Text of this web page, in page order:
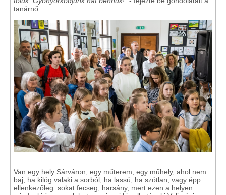
tanárnő.
Van egy hely Sárváron, egy műterem, egy műhely, ahol nem
baj, ha kilóg valaki a sorból, ha lassú, ha szótlan, vagy épp
ellenkezőleg: sokat fecseg, harsány, mert ezen a helyen